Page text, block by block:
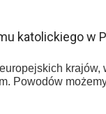
katolickiego w
Powodów